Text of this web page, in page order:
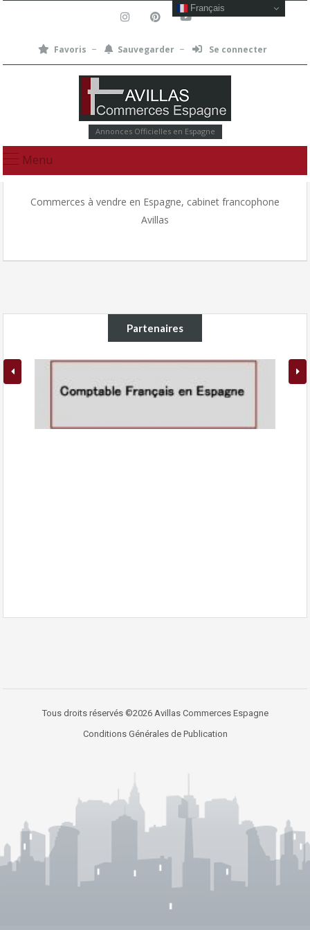
Favoris Sauvegarder Se connecter
Annonces Officielles en Espagne
Menu
Commerces à vendre en Espagne, cabinet francophone
Avillas
Partenaires
Tous droits réservés ©2026 Avillas Commerces Espagne
Conditions Générales de Publication
Français